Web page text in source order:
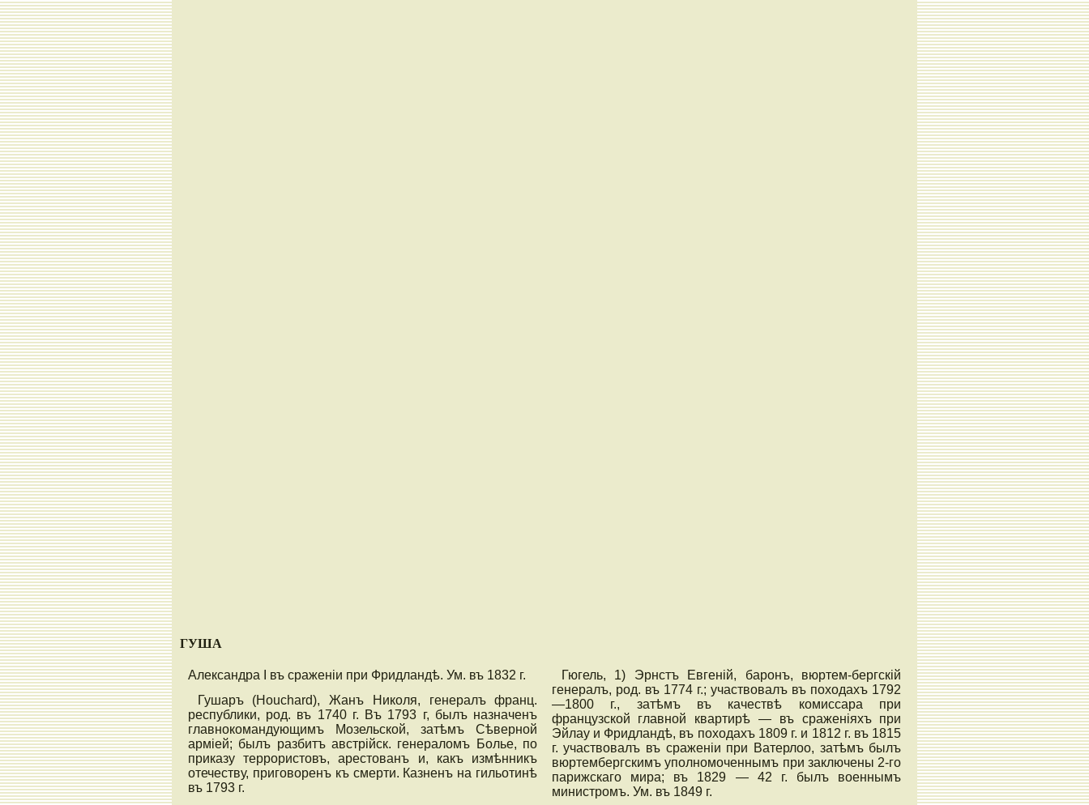
ГУША
Александра I въ сраженіи при Фридландѣ. Ум. въ 1832 г.
Гушаръ (Houchard), Жанъ Николя, генералъ франц.
республики, род. въ 1740 г. Въ 1793 г, былъ назначенъ
главнокомандующимъ Мозельской, затѣмъ Сѣверной
арміей; былъ разбитъ австрійск. генераломъ Болье, по
приказу террористовъ, арестованъ и, какъ измѣнникъ
отечеству, приговоренъ къ смерти. Казненъ на гильотинѣ
въ 1793 г.
Гюгель, 1) Эрнстъ Евгеній, баронъ, вюртем-бергскій
генералъ, род. въ 1774 г.; участвовалъ въ походахъ 1792
—1800 г., затѣмъ въ качествѣ комиссара при
французской главной квартирѣ — въ сраженіяхъ при
Эйлау и Фридландѣ, въ походахъ 1809 г. и 1812 г. въ 1815
г. участвовалъ въ сраженіи при Ватерлоо, затѣмъ былъ
вюртембергскимъ уполномоченнымъ при заключены 2-го
парижскаго мира; въ 1829 — 42 г. былъ военнымъ
министромъ. Ум. въ 1849 г.